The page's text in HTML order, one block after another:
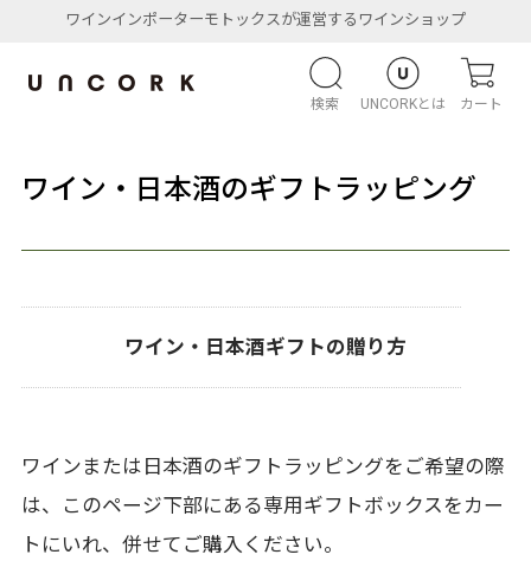
ワインインポーターモトックスが運営するワインショップ
検索 UNCORKとは カート
ワイン・日本酒のギフトラッピング
ワイン・日本酒ギフトの贈り方
ワインまたは日本酒のギフトラッピングをご希望の際
は、このページ下部にある専用ギフトボックスをカー
トにいれ、併せてご購入ください。